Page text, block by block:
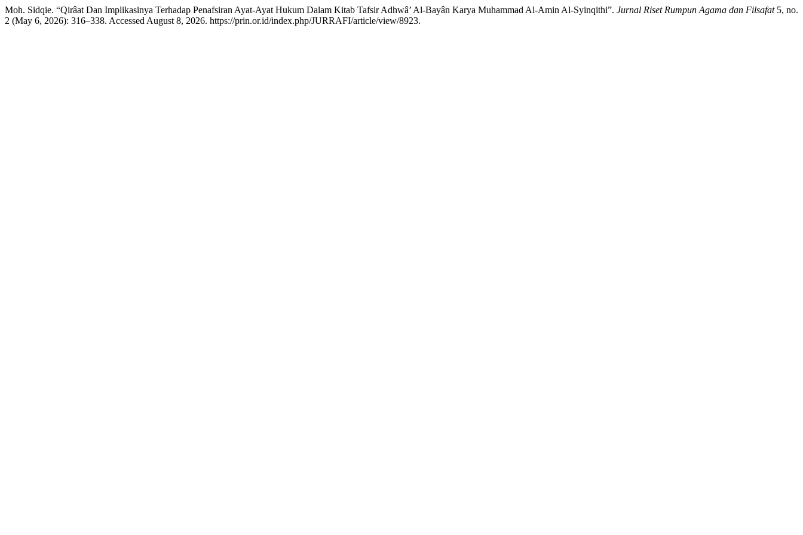
Moh. Sidqie. “Qirâat Dan Implikasinya Terhadap Penafsiran Ayat-Ayat Hukum Dalam Kitab Tafsir Adhwâ’ Al-Bayân Karya Muhammad Al-Amin Al-Syinqithi”. Jurnal Riset Rumpun Agama dan Filsafat5, no.
2 (May 6, 2026): 316–338. Accessed August 8, 2026. https://prin.or.id/index.php/JURRAFI/article/view/8923.